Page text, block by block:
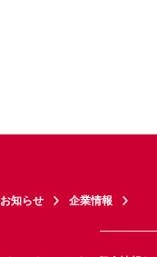
お知らせ 企業情報